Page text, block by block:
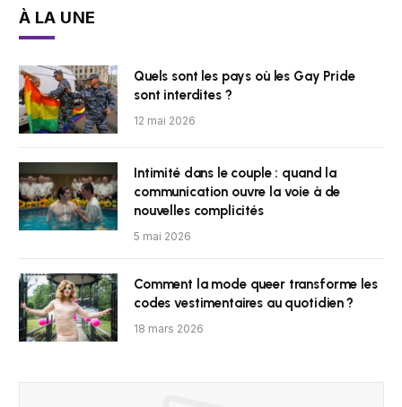
À LA UNE
Quels sont les pays où les Gay Pride
sont interdites ?
12 mai 2026
Intimité dans le couple : quand la
communication ouvre la voie à de
nouvelles complicités
5 mai 2026
Comment la mode queer transforme les
codes vestimentaires au quotidien ?
18 mars 2026